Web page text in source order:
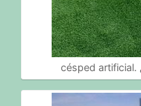
césped artificial.